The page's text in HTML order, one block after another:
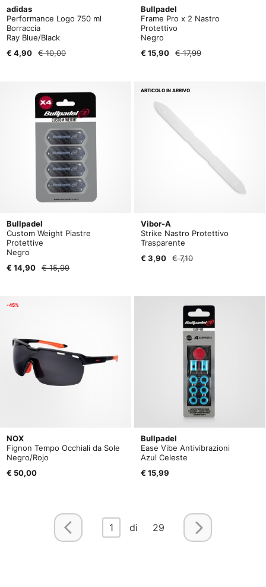
adidas
Performance Logo 750 ml
Borraccia
Ray Blue/Black
€ 4,90
€ 10,00
Bullpadel
Frame Pro x 2 Nastro
Protettivo
Negro
€ 15,90
€ 17,99
Bullpadel
Custom Weight Piastre
Protettive
Negro
€ 14,90
€ 15,99
ARTICOLO IN ARRIVO
Vibor-A
Strike Nastro Protettivo
Trasparente
€ 3,90
€ 7,10
-45%
NOX
Fignon Tempo Occhiali da Sole
Negro/Rojo
€ 50,00
Bullpadel
Ease Vibe Antivibrazioni
Azul Celeste
€ 15,99
1 di 29